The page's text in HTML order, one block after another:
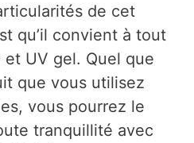
de cet
qu’il convient à tout
et UV gel. Quel que
que vous utilisez
vous pourrez le
tranquillité avec